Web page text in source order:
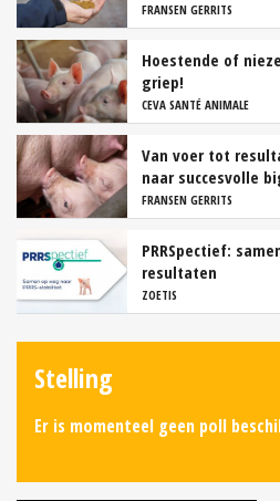
FRANSEN GERRITS
Hoestende of
griep!
CEVA SANTÉ ANIMALE
Van voer tot
naar succesvolle
FRANSEN GERRITS
PRRSpectief:
resultaten
ZOETIS
Stelling
Er is momenteel geen poll